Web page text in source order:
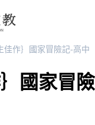
佳作｝國家冒險記-高中
｝國家冒